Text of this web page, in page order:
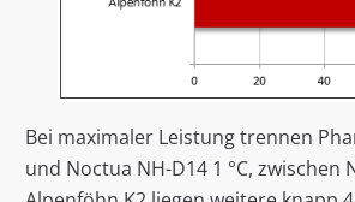
Bei maximaler Leistung trennen
und Noctua NH-D14 1 °C, zwischen